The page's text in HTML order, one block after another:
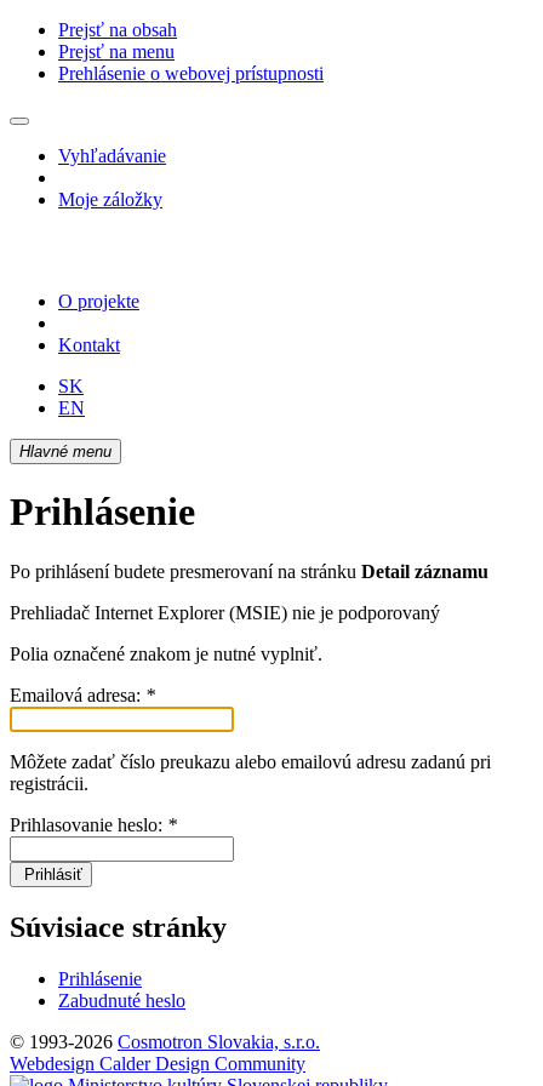
Prejsť na obsah
Prejsť na menu
Prehlásenie o webovej prístupnosti
Vyhľadávanie
Moje záložky
O projekte
Kontakt
SK
EN
Hlavné menu
Prihlásenie
Po prihlásení budete presmerovaní na stránku Detail záznamu
Prehliadač Internet Explorer (MSIE) nie je podporovaný
Polia označené znakom je nutné vyplniť.
Emailová adresa: *
Môžete zadať číslo preukazu alebo emailovú adresu zadanú pri
registrácii.
Prihlasovanie heslo: *
Prihlásiť
Súvisiace stránky
Prihlásenie
Zabudnuté heslo
© 1993-2026 Cosmotron Slovakia, s.r.o.
Webdesign Calder Design Community